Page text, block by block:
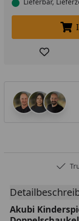
Lieferbar,
Produkt
Akubi